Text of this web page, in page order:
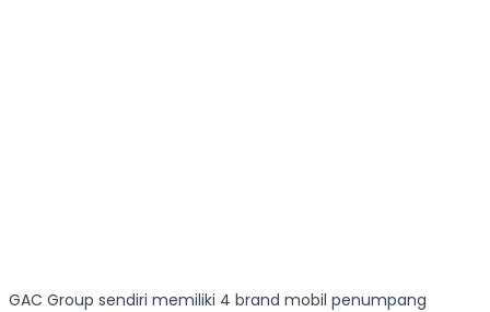
GAC Group sendiri memiliki 4 brand mobil penumpang